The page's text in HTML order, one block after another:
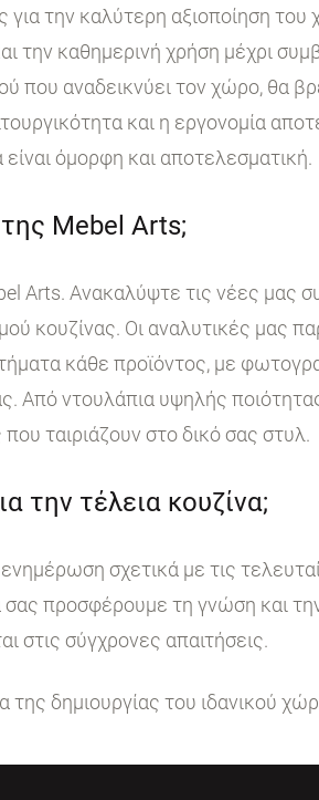
την καλύτερη αξιοποίηση
την καθημερινή χρήση μέχρι
αναδεικνύει τον χώρο, θα
και η εργονομία
όμορφη και αποτελεσματική.
Mebel Arts;
Arts. Ανακαλύψτε τις νέες μας
κουζίνας. Οι αναλυτικές μας
κάθε προϊόντος, με
ντουλάπια υψηλής
ταιριάζουν στο δικό σας στυλ.
την τέλεια κουζίνα;
σχετικά με τις
προσφέρουμε τη γνώση και
στις σύγχρονες απαιτήσεις.
δημιουργίας του ιδανικού